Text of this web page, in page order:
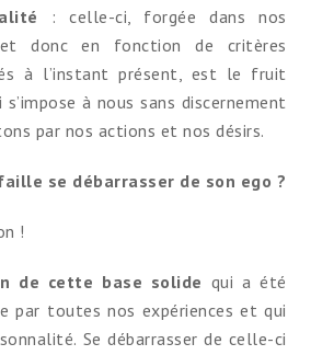
: celle-ci, forgée dans nos
et donc en fonction de critères
à l’instant présent, est le fruit
s’impose à nous sans discernement
par nos actions et nos désirs.
se débarrasser de son ego ?
!
de cette base solide qui a été
par toutes nos expériences et qui
Se débarrasser de celle-ci